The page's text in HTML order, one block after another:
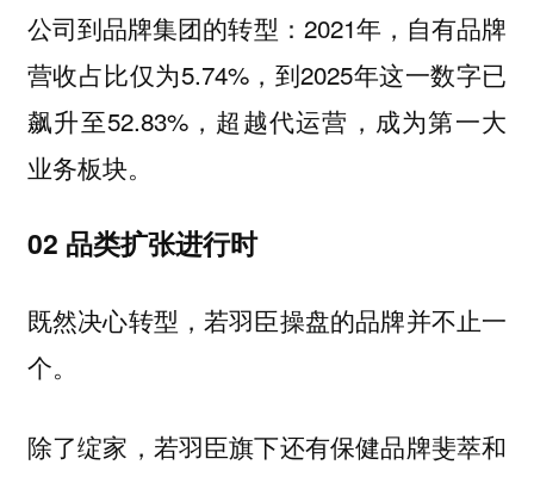
公司到品牌集团的转型：2021年，自有品牌
营收占比仅为5.74%，到2025年这一数字已
飙升至52.83%，超越代运营，成为第一大
业务板块。
02 品类扩张进行时
既然决心转型，若羽臣操盘的品牌并不止一
个。
除了绽家，若羽臣旗下还有保健品牌斐萃和